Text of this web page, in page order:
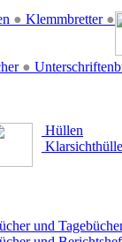
● Klemmbretter ●
●
Hüllen
und